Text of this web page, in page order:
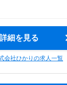
詳細を見る
会社ひかりの求人一覧